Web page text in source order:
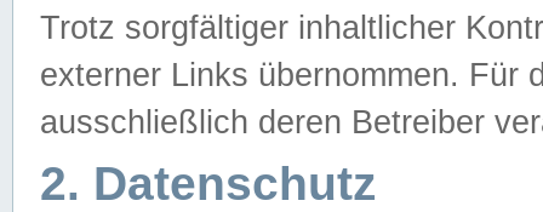
Trotz sorgfältiger inhaltlicher
externer Links übernommen. Für
ausschließlich deren Betreiber
2. Datenschutz